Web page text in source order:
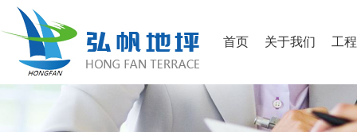
首页 关于我们 工